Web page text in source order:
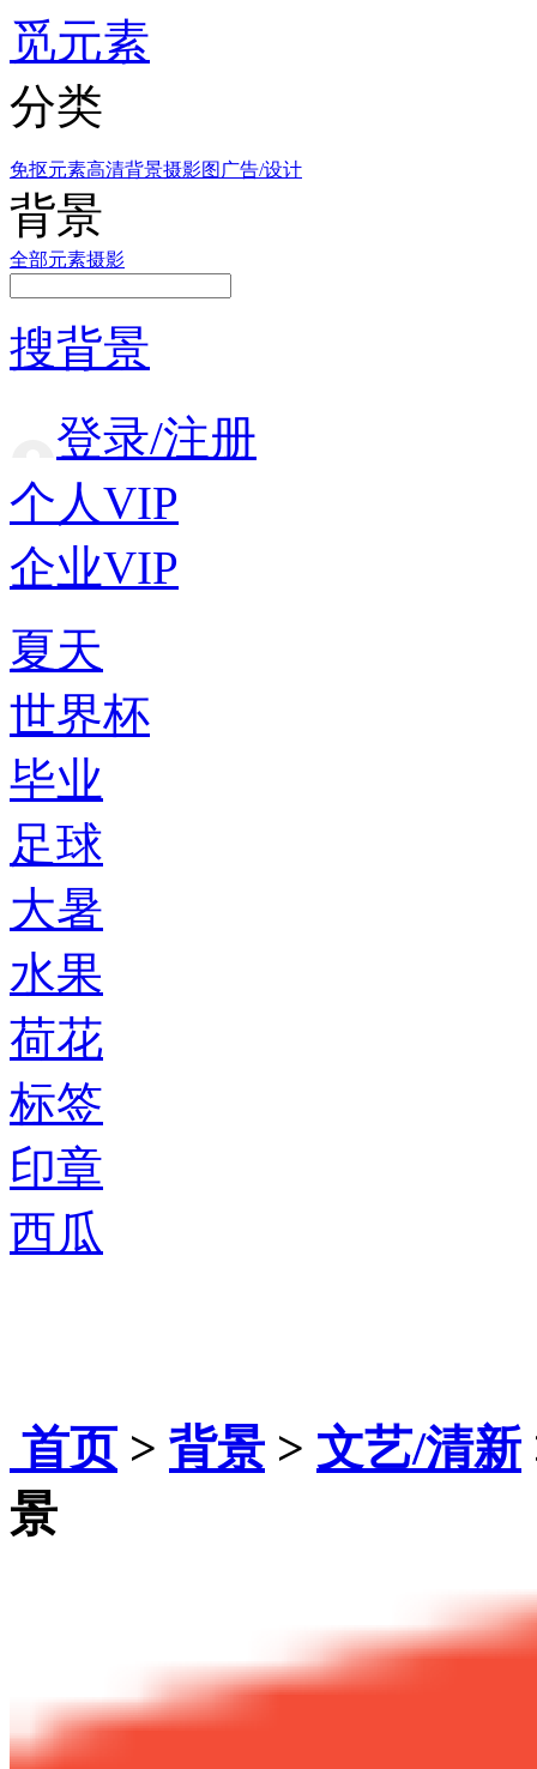
觅元素
分类
免抠元素高清背景摄影图 广告/设计
背景
全部元素摄影
搜背景
登录/注册
个人VIP
企业VIP
夏天
世界杯
毕业
足球
大暑
水果
荷花
标签
印章
西瓜
首页> 背景 > 文艺/清新
景